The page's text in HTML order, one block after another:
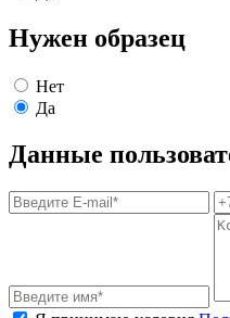
Нужен образец
Нет
Да
Данные